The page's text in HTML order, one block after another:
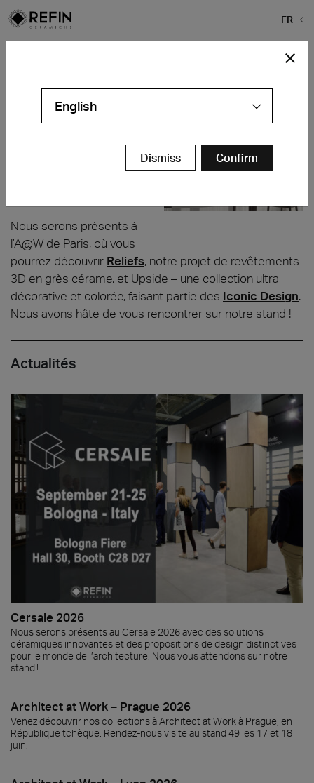
FR
Grande Halle De La
Nous serons présents à
l’A@W de Paris, où vous
pourrez découvrir Reliefs, notre projet de revêtements
3D en grès cérame, et Upside – une collection ultra
décorative et colorée, faisant partie des Iconic Design.
Nous avons hâte de vous rencontrer sur notre stand !
Actualités
Cersaie 2026
Nous serons présents au Cersaie 2026 avec des solutions
céramiques innovantes et des propositions de design distinctives
pour le monde de l’architecture. Nous vous attendons sur notre
stand !
Architect at Work – Prague 2026
Venez découvrir nos collections à Architect at Work à Prague, en
République tchèque. Rendez-nous visite au stand 49 les 17 et 18
juin.
English
Dismiss Confirm